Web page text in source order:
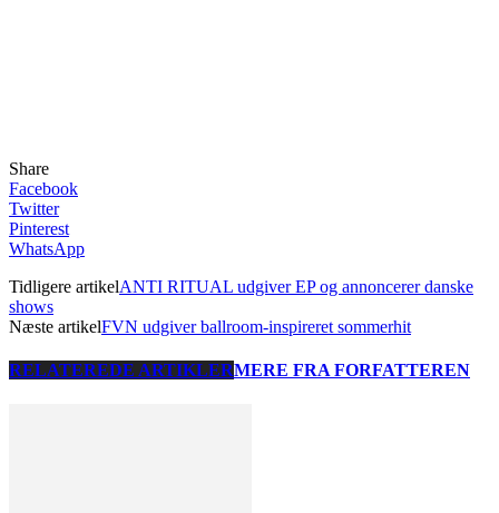
Share
Facebook
Twitter
Pinterest
WhatsApp
Tidligere artikelANTI RITUAL udgiver EP og annoncerer danske
shows
Næste artikelFVN udgiver ballroom-inspireret sommerhit
RELATEREDE ARTIKLERMERE FRA FORFATTEREN